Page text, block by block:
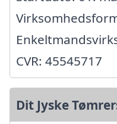
CVR: 45545717
Dit Jyske